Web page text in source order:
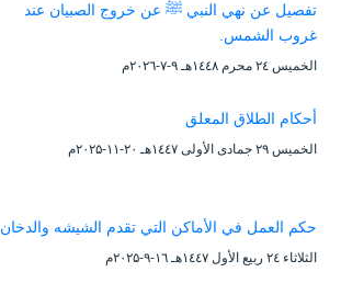
تفصيل عن نهي النبي ﷺ عن خروج الصبيان عند
غروب الشمس.
الخميس ۲٤ محرم ۱٤٤۸هـ ۹-۷-۲۰۲٦م
أحكام الطلاق المعلق
الخميس ۲۹ جمادى الأولى ۱٤٤۷هـ ۲۰-۱۱-۲۰۲۵م
حكم العمل في الأماكن التي تقدم الشيشه والدخان
الثلاثاء ۲٤ ربيع الأول ۱٤٤۷هـ ۱٦-۹-۲۰۲۵م